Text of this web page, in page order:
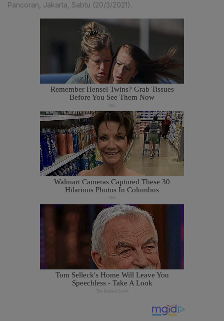
Pancoran, Jakarta, Sabtu (20/3/2021).